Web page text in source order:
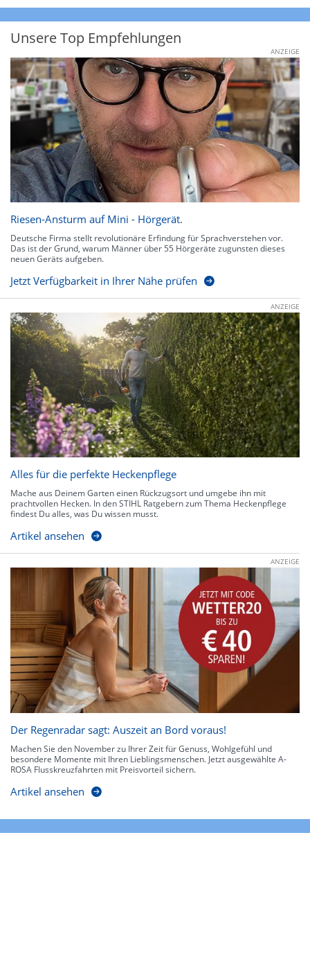
Unsere Top Empfehlungen
ANZEIGE
Riesen-Ansturm auf Mini - Hörgerät.
Deutsche Firma stellt revolutionäre Erfindung für Sprachverstehen vor.
Das ist der Grund, warum Männer über 55 Hörgeräte zugunsten dieses
neuen Geräts aufgeben.
Jetzt Verfügbarkeit in Ihrer Nähe prüfen
ANZEIGE
Alles für die perfekte Heckenpflege
Mache aus Deinem Garten einen Rückzugsort und umgebe ihn mit
prachtvollen Hecken. In den STIHL Ratgebern zum Thema Heckenpflege
findest Du alles, was Du wissen musst.
Artikel ansehen
ANZEIGE
Der Regenradar sagt: Auszeit an Bord voraus!
Machen Sie den November zu Ihrer Zeit für Genuss, Wohlgefühl und
besondere Momente mit Ihren Lieblingsmenschen. Jetzt ausgewählte A-
ROSA Flusskreuzfahrten mit Preisvorteil sichern.
Artikel ansehen